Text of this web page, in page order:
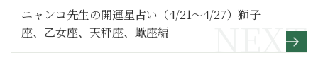
ニャンコ先生の開運星占い（4/21～4/27）獅子
座、乙女座、天秤座、蠍座編